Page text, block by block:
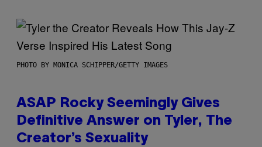
PHOTO BY MONICA SCHIPPER/GETTY IMAGES
ASAP Rocky Seemingly Gives
Definitive Answer on Tyler, The
Creator’s Sexuality